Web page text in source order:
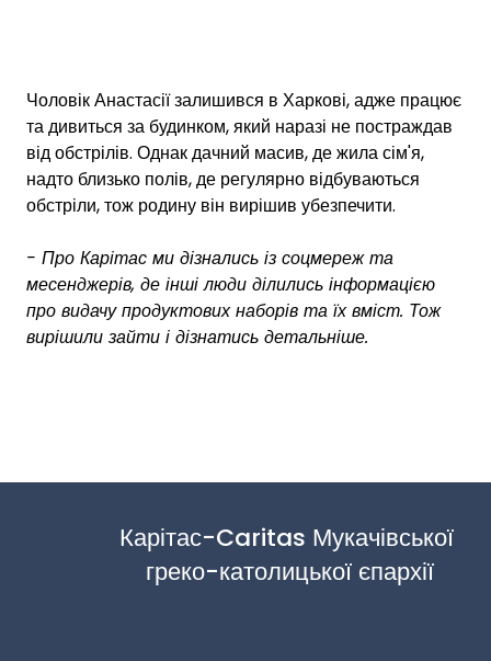
Чоловік Анастасії залишився в Харкові, адже працює
та дивиться за будинком, який наразі не постраждав
від обстрілів. Однак дачний масив, де жила сім'я,
надто близько полів, де регулярно відбуваються
обстріли, тож родину він вирішив убезпечити.
- Про Карітас ми дізнались із соцмереж та
месенджерів, де інші люди ділились інформацією
про видачу продуктових наборів та їх вміст. Тож
вирішили зайти і дізнатись детальніше.
Карітас-Caritas Мукачівської
греко-католицької єпархії